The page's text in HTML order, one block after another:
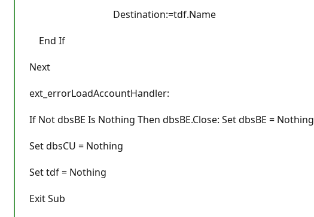
Destination:=tdf.Name
End If
Next
ext_errorLoadAccountHandler:
If Not dbsBE Is Nothing Then dbsBE.Close: Set dbsBE = Nothing
Set dbsCU = Nothing
Set tdf = Nothing
Exit Sub